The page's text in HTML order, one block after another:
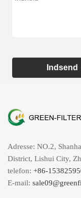
Indsend
Adresse: NO.2,
District, Lishui City,
telefon: +86-
E-mail: